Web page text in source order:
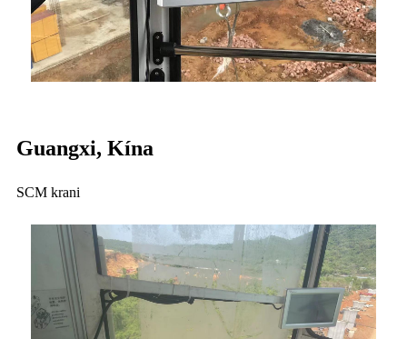
Guangxi, Kína
SCM krani